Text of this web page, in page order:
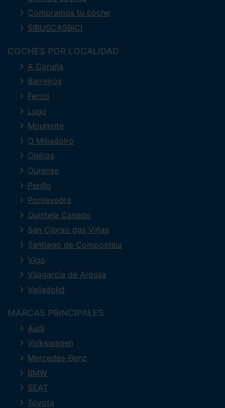
Compramos tu coche
SIBUSCASBICI
COCHES POR LOCALIDAD
A Coruña
Barreiros
Ferrol
Lugo
Mourente
O Milladoiro
Oleiros
Ourense
Perillo
Pontevedra
Quintela Canedo
San Cibrao das Viñas
Santiago de Compostela
Vigo
Vilagarcía de Arousa
Valladolid
MARCAS PRINCIPALES
Audi
Volkswagen
Mercedes-Benz
BMW
SEAT
Toyota